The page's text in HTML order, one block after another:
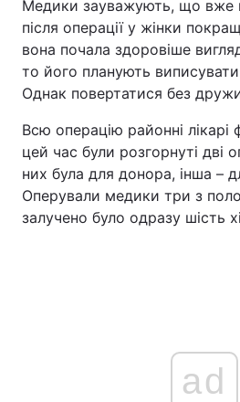
Медики зауважують, що вже
після операції у жінки
вона почала здоровіше
то його планують
Однак повертатися без
Всю операцію районні лікарі
цей час були розгорнуті дві
них була для донора, інша –
Оперували медики три з
залучено було одразу шість
ad